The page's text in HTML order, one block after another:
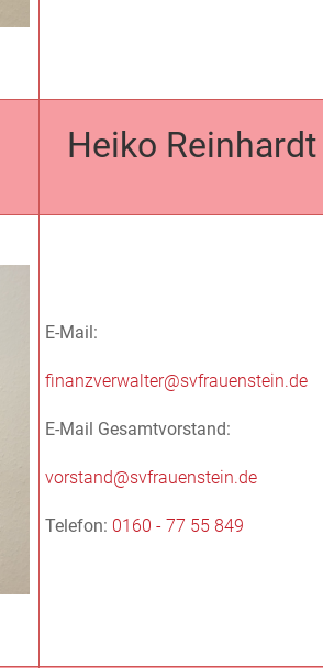
Heiko Reinhardt
E-Mail:
finanzverwalter@svfrauenstein.de
E-Mail Gesamtvorstand:
vorstand@svfrauenstein.de
Telefon: 0160 - 77 55 849